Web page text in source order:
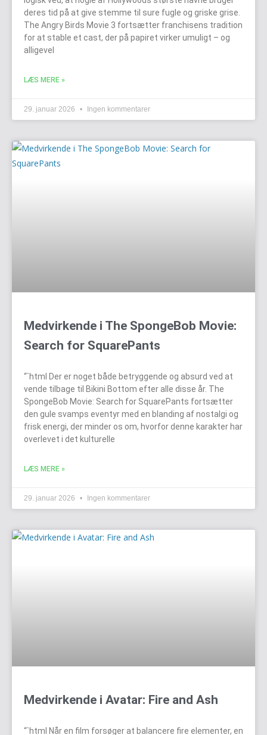
deres tid på at give stemme til sure fugle og griske grise.
The Angry Birds Movie 3 fortsætter franchisens tradition
for at stable et cast, der på papiret virker umuligt – og
alligevel
LÆS MERE »
29. januar 2026 Ingen kommentarer
Medvirkende i The SpongeBob Movie:
Search for SquarePants
“`html Der er noget både betryggende og absurd ved at
vende tilbage til Bikini Bottom efter alle disse år. The
SpongeBob Movie: Search for SquarePants fortsætter
den gule svamps eventyr med en blanding af nostalgi og
frisk energi, der minder os om, hvorfor denne karakter har
overlevet i det kulturelle
LÆS MERE »
29. januar 2026 Ingen kommentarer
Medvirkende i Avatar: Fire and Ash
“`html Når en film forsøger at balancere fire elementer, en